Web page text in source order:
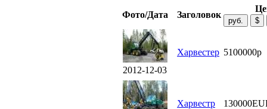
Фото/Дата Заголовок
2012-12-03
Харвестер 5100000р
Харвестр